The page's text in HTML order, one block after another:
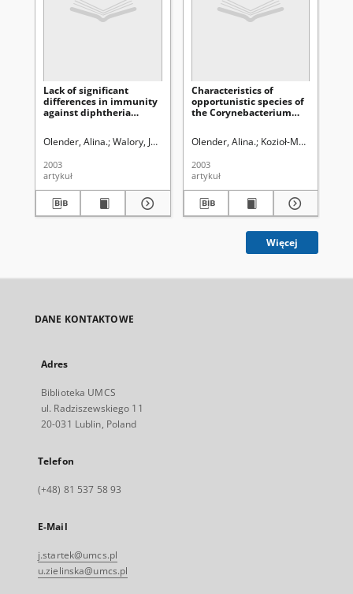
Lack of significant
differences in immunity
against diphtheria
regions of Poland
Olender, Alina. Walory, Jarosław. Bryc, Stanisław (1928- ). Redaktor
2003
artykuł
Characteristics of
opportunistic species of
the Corynebacterium
clinical materials
Olender, Alina. Kozioł-Montewka,
2003
artykuł
Więcej
DANE KONTAKTOWE
Adres
Biblioteka UMCS
ul. Radziszewskiego 11
20-031 Lublin, Poland
Telefon
(+48) 81 537 58 93
E-Mail
j.startek@umcs.pl
u.zielinska@umcs.pl